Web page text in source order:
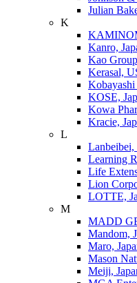
Julian
K
Kanro,
Kao
Kerasal,
Kobayashi
KOSE,
Kowa
Kracie,
L
Lanbeibei,
Learning
Life
Lion
LOTTE,
M
MADD
Mandom,
Maro,
Mason
Meiji,